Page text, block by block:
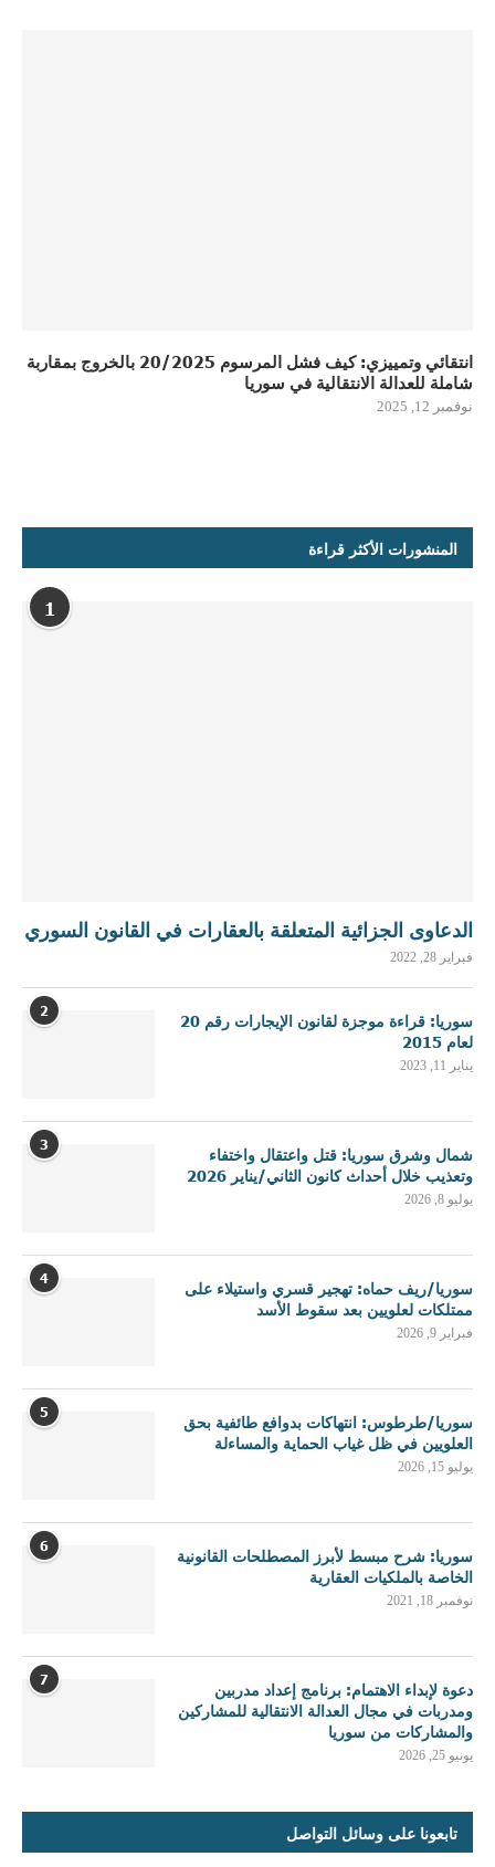
انتقائي وتمييزي: كيف فشل المرسوم 20/2025 بالخروج بمقاربة
شاملة للعدالة الانتقالية في سوريا
نوفمبر 12, 2025
المنشورات الأكثر قراءة
1
الدعاوى الجزائية المتعلقة بالعقارات في القانون السوري
فبراير 28, 2022
2
سوريا: قراءة موجزة لقانون الإيجارات رقم 20
لعام 2015
يناير 11, 2023
3
شمال وشرق سوريا: قتل واعتقال واختفاء
وتعذيب خلال أحداث كانون الثاني/يناير 2026
يوليو 8, 2026
4
سوريا/ريف حماه: تهجير قسري واستيلاء على
ممتلكات لعلويين بعد سقوط الأسد
فبراير 9, 2026
5
سوريا/طرطوس: انتهاكات بدوافع طائفية بحق
العلويين في ظل غياب الحماية والمساءلة
يوليو 15, 2026
6
سوريا: شرح مبسط لأبرز المصطلحات القانونية
الخاصة بالملكيات العقارية
نوفمبر 18, 2021
7
دعوة لإبداء الاهتمام: برنامج إعداد مدربين
ومدربات في مجال العدالة الانتقالية للمشاركين
والمشاركات من سوريا
يونيو 25, 2026
تابعونا على وسائل التواصل